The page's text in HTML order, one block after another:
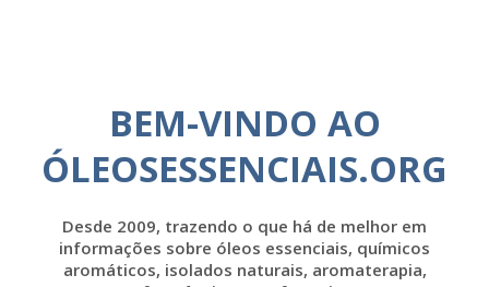
BEM-VINDO AO
ÓLEOSESSENCIAIS.ORG
Desde 2009, trazendo o que há de melhor em
informações sobre óleos essenciais, químicos
aromáticos, isolados naturais, aromaterapia,